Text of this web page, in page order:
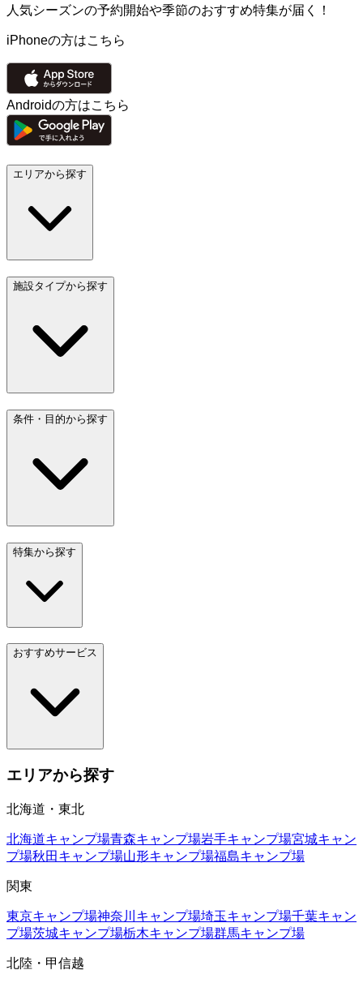
人気シーズンの予約開始や季節のおすすめ特集が届く！
iPhoneの方はこちら
Androidの方はこちら
エリアから探す
施設タイプから探す
条件・目的から探す
特集から探す
おすすめサービス
エリアから探す
北海道・東北
北海道キャンプ場青森キャンプ場岩手キャンプ場宮城キャン
プ場秋田 キャンプ場山形キャンプ場福島キャンプ場
関東
東京キャンプ場神奈川 キャンプ場埼玉キャンプ場千葉キャン
プ場茨城キャンプ場栃木キャンプ場群馬キャンプ場
北陸・甲信越